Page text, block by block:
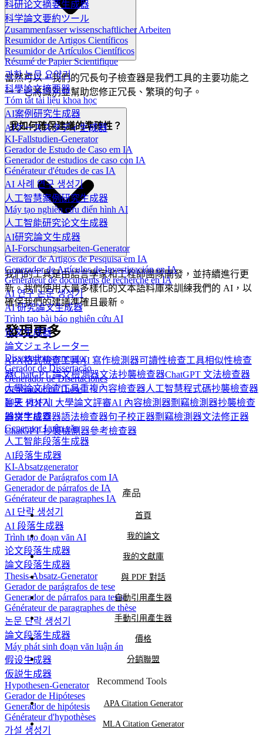
科研论文摘要生成器
科学論文要約ツール
Zusammenfasser wissenschaftlicher Arbeiten
Resumidor de Artigos Científicos
Resumidor de Artículos Científicos
Résumé de Papier Scientifique
과학 논문 요약기
科學論文摘要器
Tóm tắt tài liệu khoa học
AI案例研究生成器
AIケーススタディ生成器
KI-Fallstudien-Generator
Gerador de Estudo de Caso em IA
Generador de estudios de caso con IA
Générateur d'études de cas IA
AI 사례 연구 생성기
人工智慧案例研究生成器
Máy tạo nghiên cứu điển hình AI
人工智能研究论文生成器
AI研究論文生成器
AI-Forschungsarbeiten-Generator
Gerador de Artigos de Pesquisa em IA
Generador de Artículos de Investigación en IA
Générateur de documents de recherche en IA
AI 연구 논문 생성기
AI 研究論文生成器
Trình tạo bài báo nghiên cứu AI
论文生成器
論文ジェネレーター
Dissertationsgenerator
Gerador de Dissertação
Generador de Disertaciones
Générateur de Thèse
논문 생성기
論文生成器
Generator Luận văn
人工智能段落生成器
AI段落生成器
KI-Absatzgenerator
Gerador de Parágrafos com IA
Generador de párrafos de IA
Générateur de paragraphes IA
AI 단락 생성기
AI 段落生成器
Trình tạo đoạn văn AI
论文段落生成器
論文段落生成器
Thesis-Absatz-Generator
Gerador de parágrafos de tese
Generador de párrafos para tesis
Générateur de paragraphes de thèse
논문 단락 생성기
論文段落生成器
Máy phát sinh đoạn văn luận án
假设生成器
仮説生成器
Hypothesen-Generator
Gerador de Hipóteses
Generador de hipótesis
Générateur d'hypothèses
가설 생성기
當然可以。我們的冗長句子檢查器是我們工具的主要功能之
一。它將識別並幫助您修正冗長、繁瑣的句子。
我如何確保建議的準確性？
我們的工具是由語言學家和工程師團隊開發，並持續進行更
新。我們使用大量多樣化的文本語料庫來訓練我們的 AI，以
確保我們的建議準確且最新。
發現更多
APA格式檢查工具AI 寫作檢測器可讀性檢查工具相似性檢查
器ChatGPT 論文檢測器文法抄襲檢查器ChatGPT 文法檢查器
大學論文檢查工具重複內容檢查器人工智慧程式碼抄襲檢查器
聊天 PDFAI 大學論文評審AI 內容檢測器剽竊檢測器抄襲檢查
器拼字檢查器語法檢查器句子校正器剽竊檢測器文法修正器
ChatGPT 抄襲檢測器參考檢查器
產品
首頁
我的論文
我的文獻庫
與 PDF 對話
自動引用產生器
手動引用產生器
價格
分銷聯盟
Recommend Tools
APA Citation Generator
MLA Citation Generator